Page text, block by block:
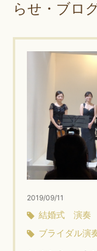
らせ・ブロ
2019/09/11
結婚式 演奏
ブライダル演